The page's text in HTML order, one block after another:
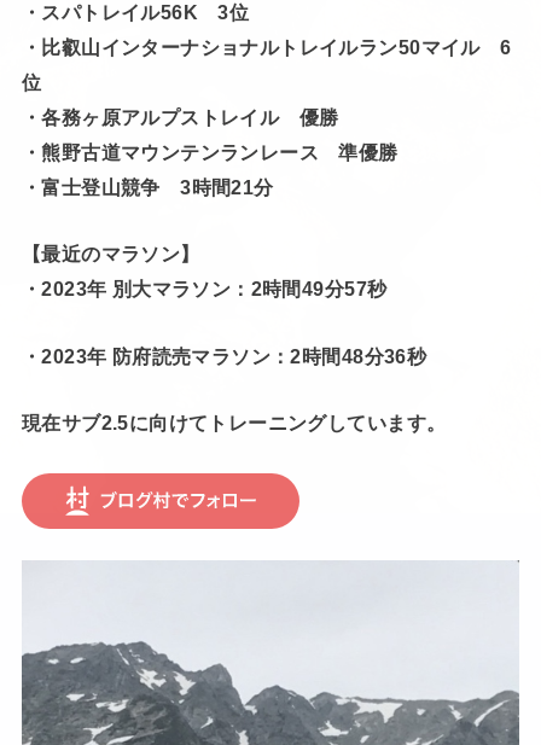
・スパトレイル56K 3位
・比叡山インターナショナルトレイルラン50マイル 6
位
・各務ヶ原アルプストレイル 優勝
・熊野古道マウンテンランレース 準優勝
・富士登山競争 3時間21分
【最近のマラソン】
・2023年 別大マラソン：2時間49分57秒
・2023年 防府読売マラソン：2時間48分36秒
現在サブ2.5に向けてトレーニングしています。